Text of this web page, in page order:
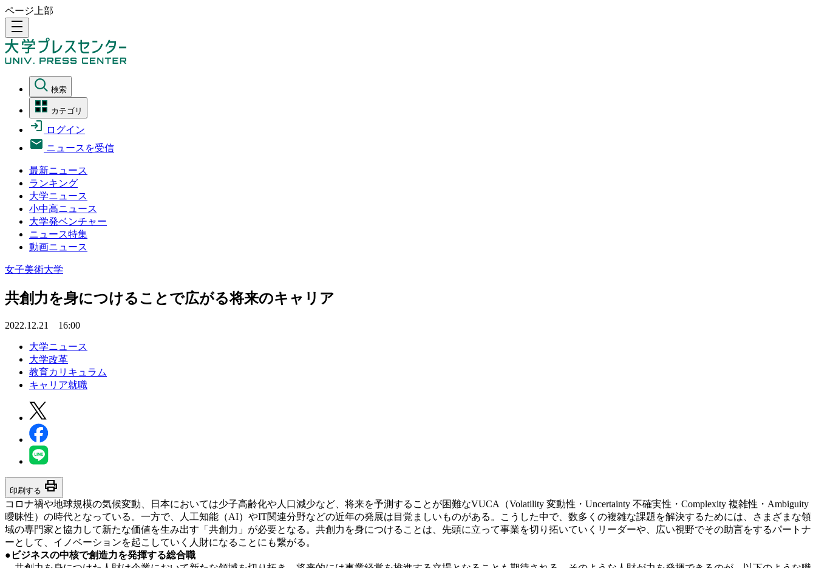
ページ上部
density_medium
検索
カテゴリ
ログイン
ニュースを受信
最新ニュース
ランキング
大学ニュース
小中高ニュース
大学発ベンチャー
ニュース特集
動画ニュース
女子美術大学
共創力を身につけることで広がる将来のキャリア
2022.12.21 16:00
大学ニュース
大学改革
教育カリキュラム
キャリア就職
印刷する print
コロナ禍や地球規模の気候変動、日本においては少子高齢化や人口減少など、将来を予測することが困難なVUCA（Volatility 変動性・Uncertainty 不確実性・Complexity 複雑性・Ambiguity
曖昧性）の時代となっている。一方で、人工知能（AI）やIT関連分野などの近年の発展は目覚ましいものがある。こうした中で、数多くの複雑な課題を解決するためには、さまざまな領
域の専門家と協力して新たな価値を生み出す「共創力」が必要となる。共創力を身につけることは、先頭に立って事業を切り拓いていくリーダーや、広い視野でその助言をするパートナ
ーとして、イノベーションを起こしていく人財になることにも繋がる。
● ビジネスの中核で創造力を発揮する総合職